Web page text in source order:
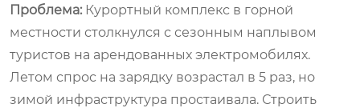
Проблема: Курортный комплекс в горной
местности столкнулся с сезонным наплывом
туристов на арендованных электромобилях.
Летом спрос на зарядку возрастал в 5 раз, но
зимой инфраструктура простаивала. Строить